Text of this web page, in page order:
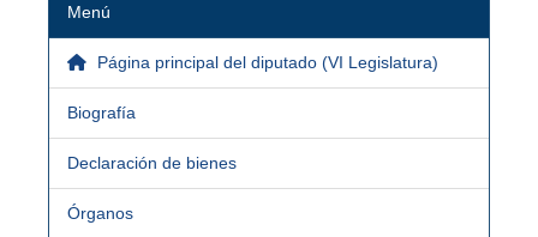
Menú
Página principal del diputado (VI Legislatura)
Biografía
Declaración de bienes
Órganos